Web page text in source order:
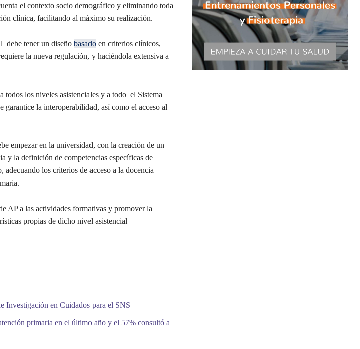
el contexto socio demográfico y eliminando toda
clínica, facilitando al máximo su realización.
tener un diseño basadoen criterios clínicos,
la nueva regulación, y haciéndola extensiva a
los niveles asistenciales y a todo el Sistema
la interoperabilidad, así como el acceso al
en la universidad, con la creación de un
y la definición de competencias específicas de
los criterios de acceso a la docencia
AP a las actividades formativas y promover la
propias de dicho nivel asistencial
Investigación en Cuidados para el SNS
primaria en el último año y el 57% consultó a